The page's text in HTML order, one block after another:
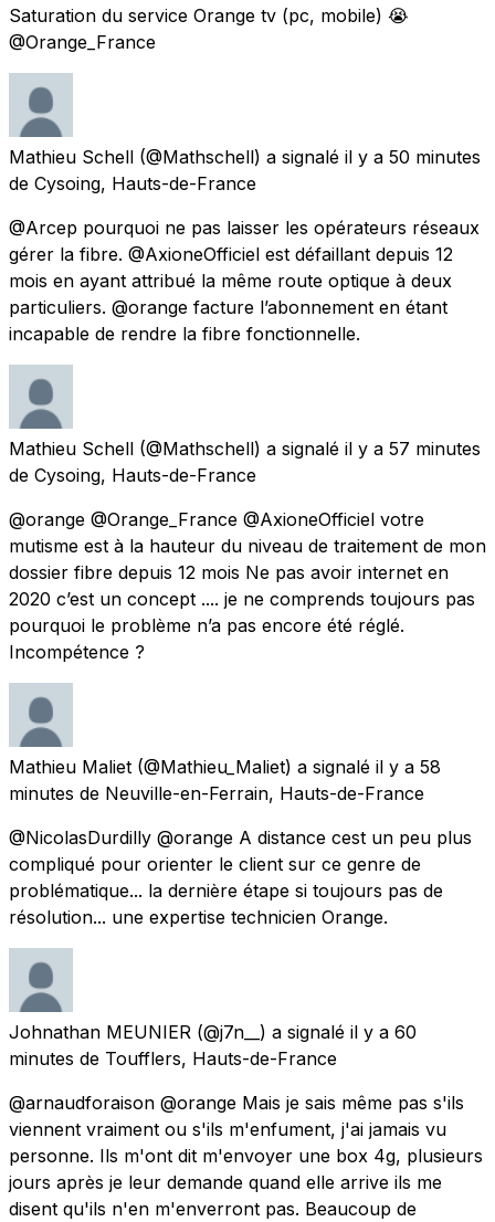
Saturation du service Orange tv (pc, mobile) 😭
@Orange_France
Mathieu Schell (@Mathschell) a signalé il y a 50 minutes
de Cysoing, Hauts-de-France
@Arcep pourquoi ne pas laisser les opérateurs réseaux
gérer la fibre. @AxioneOfficiel est défaillant depuis 12
mois en ayant attribué la même route optique à deux
particuliers. @orange facture l’abonnement en étant
incapable de rendre la fibre fonctionnelle.
Mathieu Schell (@Mathschell) a signalé il y a 57 minutes
de Cysoing, Hauts-de-France
@orange @Orange_France @AxioneOfficiel votre
mutisme est à la hauteur du niveau de traitement de mon
dossier fibre depuis 12 mois Ne pas avoir internet en
2020 c’est un concept .... je ne comprends toujours pas
pourquoi le problème n’a pas encore été réglé.
Incompétence ?
Mathieu Maliet (@Mathieu_Maliet) a signalé il y a 58
minutes de Neuville-en-Ferrain, Hauts-de-France
@NicolasDurdilly @orange A distance cest un peu plus
compliqué pour orienter le client sur ce genre de
problématique... la dernière étape si toujours pas de
résolution... une expertise technicien Orange.
Johnathan MEUNIER (@j7n__) a signalé il y a 60
minutes de Toufflers, Hauts-de-France
@arnaudforaison @orange Mais je sais même pas s'ils
viennent vraiment ou s'ils m'enfument, j'ai jamais vu
personne. Ils m'ont dit m'envoyer une box 4g, plusieurs
jours après je leur demande quand elle arrive ils me
disent qu'ils n'en m'enverront pas. Beaucoup de